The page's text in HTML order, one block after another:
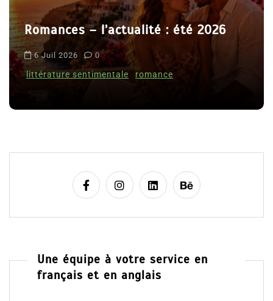
r
t
i
c
e
2026
Le coupable n’est pas
Clara Delcourt
Une équipe à votre service en
français et en anglais